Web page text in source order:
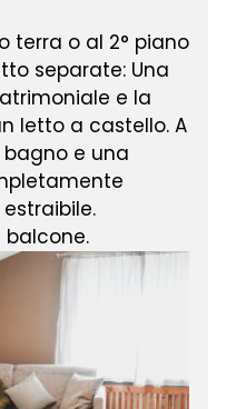
terra o al 2° piano
separate: Una
e la
letto a castello. A
e una
balcone.